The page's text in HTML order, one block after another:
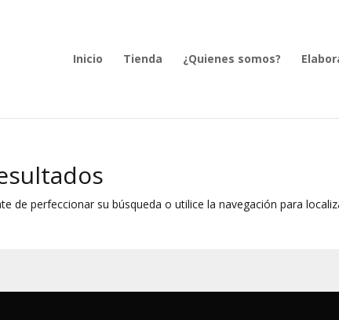
Inicio Tienda ¿Quienes somos?
de perfeccionar su búsqueda o utilice la navegación para